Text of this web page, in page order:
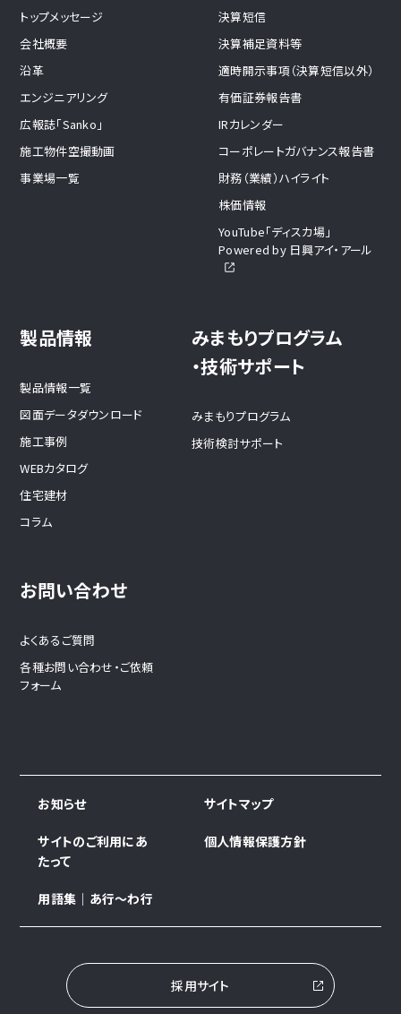
トップメッセージ
会社概要
沿革
エンジニアリング
広報誌「Sanko」
施工物件空撮動画
事業場一覧
決算短信
決算補足資料等
適時開示事項（決算短信以外）
有価証券報告書
IRカレンダー
コーポレートガバナンス報告書
財務（業績）ハイライト
株価情報
YouTube「ディスカ場」
Powered by 日興アイ・アール
製品情報
製品情報一覧
図面データダウンロード
施工事例
WEBカタログ
住宅建材
コラム
みまもりプログラム
・技術サポート
みまもりプログラム
技術検討サポート
お問い合わせ
よくあるご質問
各種お問い合わせ・ご依頼
フォーム
お知らせ サイトマップ
サイトのご利用にあ
たって
個人情報保護方針
用語集｜あ行～わ行
採用サイト